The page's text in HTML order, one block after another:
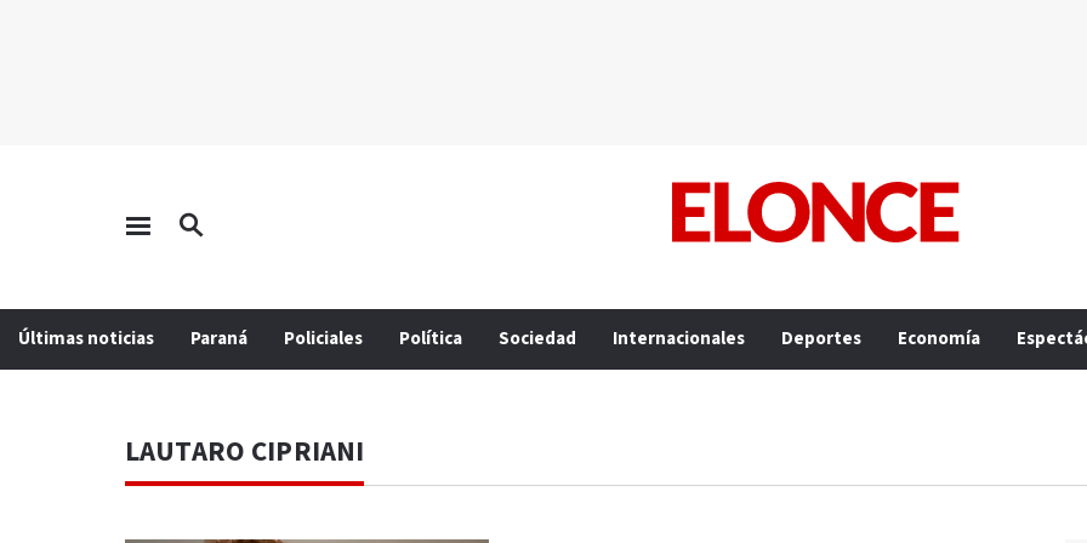
Últimas noticias Paraná Policiales Política Sociedad Internacionales Deportes Economía
LAUTARO CIPRIANI